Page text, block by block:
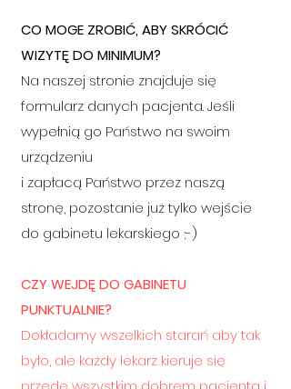
CO MOGE ZROBIĆ, ABY SKRÓCIĆ
WIZYTĘ DO MINIMUM?
Na naszej stronie znajduje się
formularz danych pacjenta. Jeśli
wypełnią go Państwo na swoim
urządzeniu
i zapłacą Państwo przez naszą
stronę, pozostanie już tylko wejście
do gabinetu lekarskiego ;-)
CZY WEJDĘ DO GABINETU
PUNKTUALNIE?
Dokładamy wszelkich starań aby tak
było, ale każdy lekarz kieruje się